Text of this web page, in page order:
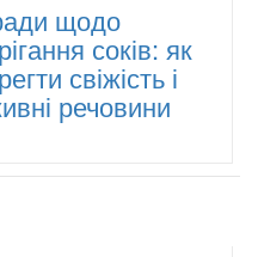
щодо
соків: як
свіжість і
речовини